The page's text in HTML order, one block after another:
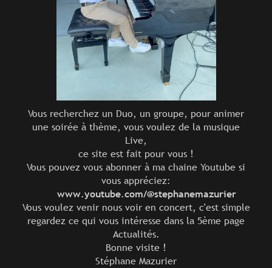
Vous recherchez un Duo, un groupe, pour animer
une soirée à thème, vous voulez de la musique
Live,
ce site est fait pour vous !
Vous pouvez vous abonner à ma chaine Youtube si
vous appréciez:
www.youtube.com/@stephanemazurier
Vous voulez venir nous voir en concert, c'est simple
regardez ce qui vous intéresse dans la 5ème page
Actualités.
Bonne visite !
Stéphane Mazurier